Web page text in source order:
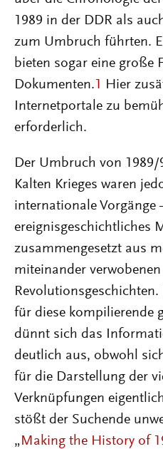
1989 in der DDR als
zum Umbruch führten.
bieten sogar eine große
Dokumenten.1
Hier
Internetportale zu
erforderlich.
Der Umbruch von 1989/
Kalten Krieges waren
internationale Vorgänge
ereignisgeschichtliches
zusammengesetzt aus
miteinander
für diese kompilierende
dünnt sich das
deutlich aus, obwohl
für die Darstellung der
Verknüpfungen
stößt der Suchende
„ Making the History of